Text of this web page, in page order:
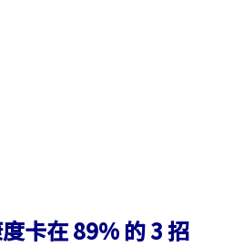
卡在 89% 的 3 招